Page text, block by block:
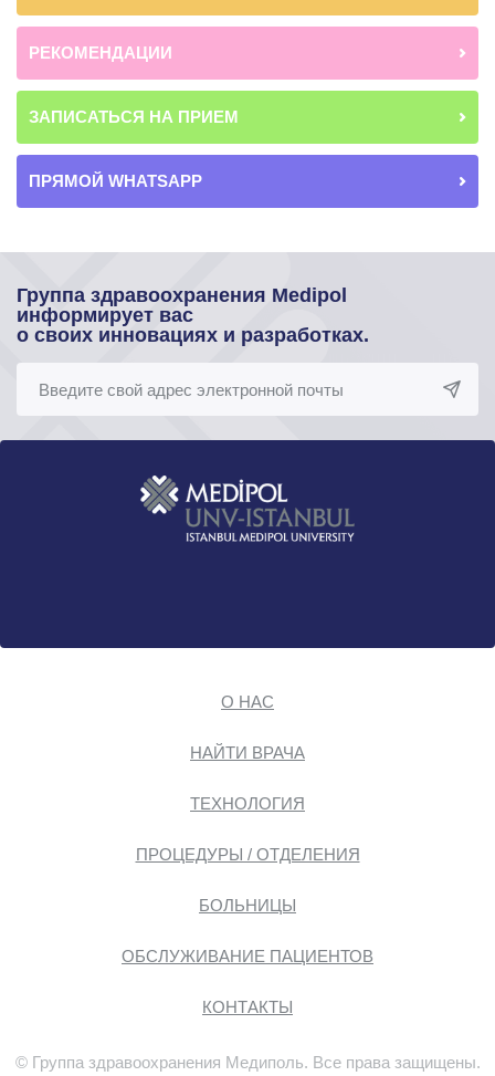
РЕКОМЕНДАЦИИ
ЗАПИСАТЬСЯ НА ПРИЕМ
ПРЯМОЙ WHATSAPP
Группа здравоохранения Medipol
информирует вас
о своих инновациях и разработках.
О НАС
НАЙТИ ВРАЧА
ТЕХНОЛОГИЯ
ПРОЦЕДУРЫ / ОТДЕЛЕНИЯ
БОЛЬНИЦЫ
ОБСЛУЖИВАНИЕ ПАЦИЕНТОВ
КОНТАКТЫ
© Группа здравоохранения Медиполь. Все права защищены.